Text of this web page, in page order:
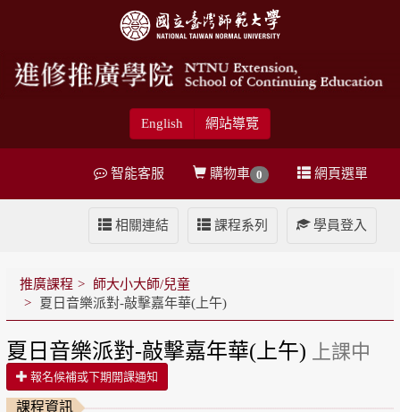
English 網站導覽
網頁選單
購物車 0
智能客服
學員登入
課程系列
相關連結
推廣課程
師大小大師/兒童
夏日音樂派對-敲擊嘉年華(上午)
夏日音樂派對-敲擊嘉年華(上午) 上課中
報名候補或下期開課通知
課程資訊